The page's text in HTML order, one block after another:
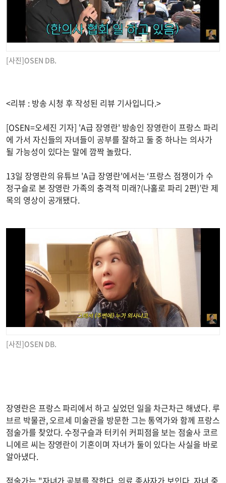
[사진]OSEN DB.
<리뷰 : 방송 시청 후 작성된 리뷰 기사입니다.>
[OSEN=오세진 기자] 'A급 장영란' 방송인 장영란이 프랑스 파리
에 가서 자신들의 자녀들이 공부를 잘하고 둘 중 하나는 의사가
될 가능성이 있다는 말에 깜짝 놀랐다.
13일 장영란의 유튜브 'A급 장영란'에서는 ‘프랑스 점쟁이가 수
정구슬로 본 장영란 가족의 충격적 미래?(나홀로 파리 2편)’란 제
목의 영상이 공개됐다.
[사진]OSEN DB.
장영란은 프랑스 파리에서 하고 싶었던 일을 차근차근 해냈다. 루
브르 박물관, 오르세 미술관을 방문한 그는 통역가와 함께 프랑스
점술가를 찾았다. 수정구슬과 터키쉬 커피점을 보는 점술사 코르
니에르 씨는 장영란이 기혼이며 자녀가 둘이 있다는 사실을 바로
알아냈다.
점술가는 "자녀가 공부를 잘한다. 의료 종사자가 보인다. 자녀 중